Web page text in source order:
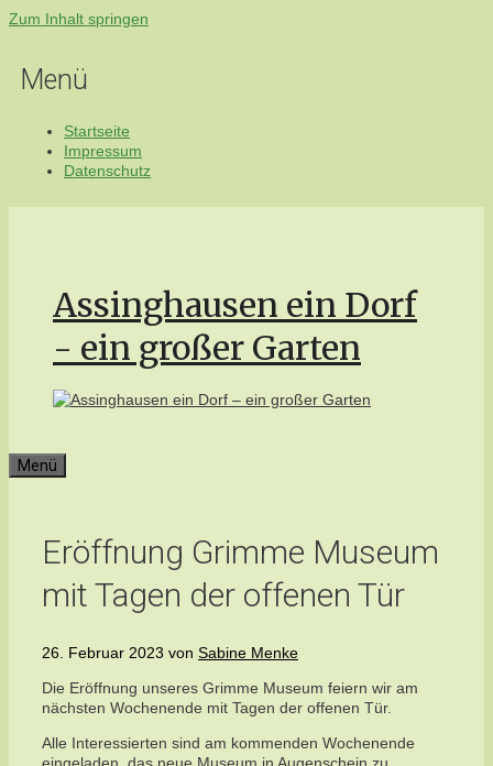
Zum Inhalt springen
Menü
Startseite
Impressum
Datenschutz
Assinghausen ein Dorf
- ein großer Garten
Menü
Eröffnung Grimme Museum
mit Tagen der offenen Tür
26. Februar 2023 von Sabine Menke
Die Eröffnung unseres Grimme Museum feiern wir am
nächsten Wochenende mit Tagen der offenen Tür.
Alle Interessierten sind am kommenden Wochenende